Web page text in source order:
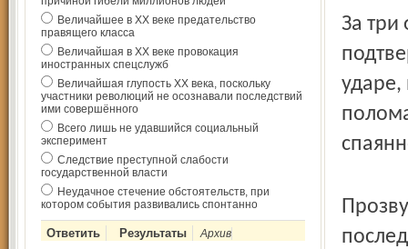
Величайшее в ХХ веке предательство
правящего класса
Величайшая в ХХ веке провокация
иностранных спецслужб
Величайшая глупость ХХ века, поскольку
участники революций не осознавали последствий
ими совершённого
Всего лишь не удавшийся социальный
эксперимент
Следствие преступной слабости
государственной власти
Неудачное стечение обстоятельств, при
котором события развивались спонтанно
Архив
За три